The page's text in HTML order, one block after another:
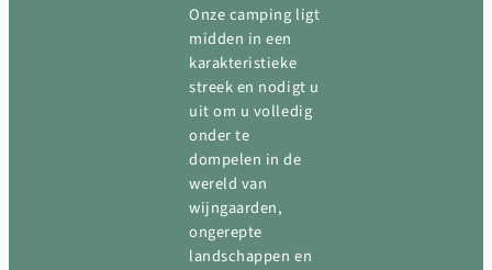
Onze camping ligt
midden in een
karakteristieke
streek en nodigt u
uit om u volledig
onder te
dompelen in de
wereld van
wijngaarden,
ongerepte
landschappen en